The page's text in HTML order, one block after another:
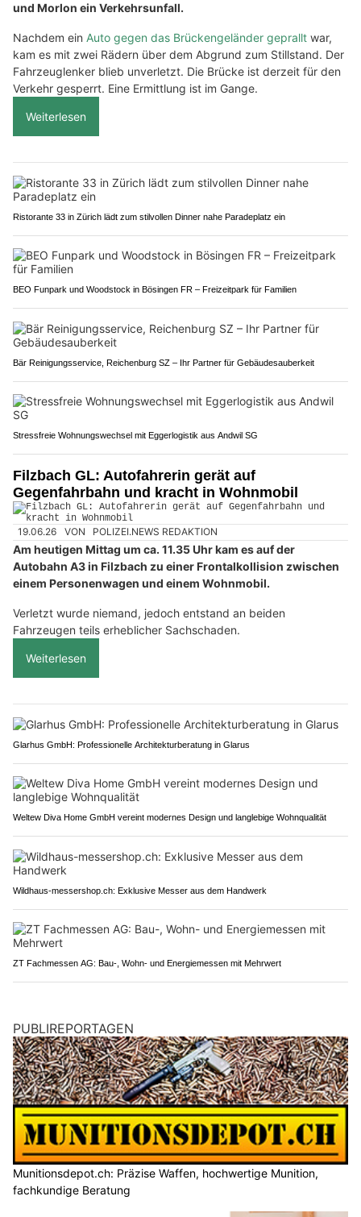
und Morlon ein Verkehrsunfall.
Nachdem ein Auto gegen das Brückengeländer geprallt war,
kam es mit zwei Rädern über dem Abgrund zum Stillstand. Der
Fahrzeuglenker blieb unverletzt. Die Brücke ist derzeit für den
Verkehr gesperrt. Eine Ermittlung ist im Gange.
Weiterlesen
Ristorante 33 in Zürich lädt zum stilvollen Dinner nahe Paradeplatz ein
BEO Funpark und Woodstock in Bösingen FR – Freizeitpark für Familien
Bär Reinigungsservice, Reichenburg SZ – Ihr Partner für Gebäudesauberkeit
Stressfreie Wohnungswechsel mit Eggerlogistik aus Andwil SG
Filzbach GL: Autofahrerin gerät auf
Gegenfahrbahn und kracht in Wohnmobil
19.06.26 VON POLIZEI.NEWS REDAKTION
Am heutigen Mittag um ca. 11.35 Uhr kam es auf der
Autobahn A3 in Filzbach zu einer Frontalkollision zwischen
einem Personenwagen und einem Wohnmobil.
Verletzt wurde niemand, jedoch entstand an beiden
Fahrzeugen teils erheblicher Sachschaden.
Weiterlesen
Glarhus GmbH: Professionelle Architekturberatung in Glarus
Weltew Diva Home GmbH vereint modernes Design und langlebige Wohnqualität
Wildhaus-messershop.ch: Exklusive Messer aus dem Handwerk
ZT Fachmessen AG: Bau-, Wohn- und Energiemessen mit Mehrwert
PUBLIREPORTAGEN
Munitionsdepot.ch: Präzise Waffen, hochwertige Munition,
fachkundige Beratung